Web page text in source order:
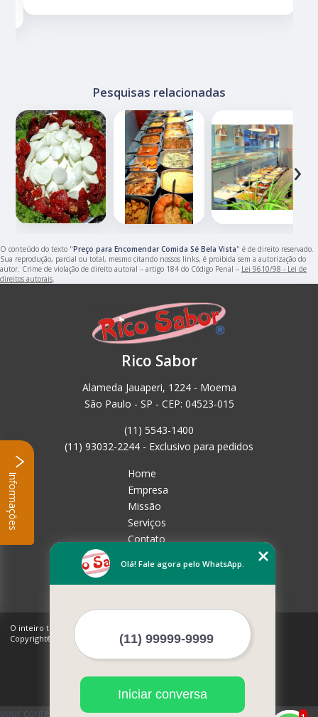
Pesquisas relacionadas
‹ ›
O conteúdo do texto "Preço para Encomendar Comida Sé Bela Vista" é de direito reservado.
Sua reprodução, parcial ou total, mesmo citando nossos links, é proibida sem a autorização do
autor. Crime de violação de direito autoral – artigo 184 do Código Penal – Lei 9610/98 - Lei de
direitos autorais
Rico Sabor
Alameda Jauaperi, 1224 - Moema
São Paulo - SP - CEP: 04523-015
(11) 5543-1400
(11) 93032-2244 - Exclusivo para pedidos
Home
Empresa
Missão
Serviços
Contato
Mais Serviços
O inteiro teor deste site está sujeito à proteção de direitos autorais.
Copyright© Rico Sabor (Lei 9610 de 19/02/1998)
Olá! Fale agora pelo WhatsApp.
Iniciar conversa
your content
Informações